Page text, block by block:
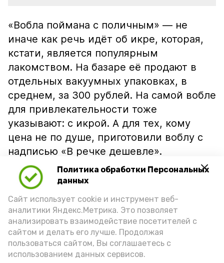
Политика обработки Персональных
данных
Сайт использует cookie и инструмент веб-
аналитики Яндекс.Метрика. Это позволяет
анализировать взаимодействие посетителей с
сайтом и делать его лучше. Продолжая
пользоваться сайтом, Вы соглашаетесь с
использованием данных сервисов.
«Вобла поймана с поличным» — не
иначе как речь идёт об икре, которая,
кстати, является популярным
лакомством. На базаре её продают в
отдельных вакуумных упаковках, в
среднем, за 300 рублей. На самой вобле
для привлекательности тоже
указывают: с икрой. А для тех, кому
цена не по душе, приготовили воблу с
надписью «В речке дешевле».